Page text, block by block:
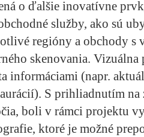
o ďalšie inovatívne
služby, ako sú
regióny a obchody s
skenovania.
informáciami (napr.
S prihliadnutím
boli v rámci projektu
ktoré je možné